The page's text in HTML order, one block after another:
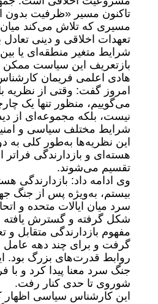
تاکنون مسیر «ظرفیت بدون
مسیری که تلاش می‌کند میان
تعهدات اخلاقی و دینی تعادل
شرایط متغیر منطقه‌ای یا
بازتعریف این سیاست ممکن
هادی اعلمی فریمان
امروز گفت: وقتی از نظریه
می‌گوییم، منظور تنها یک
نیست، بلکه مجموعه‌ای از
شرایط مختلف سیاسی و
این نظریه‌ها به‌طور کلی به
هسته‌ای و بازدارندگی
تقسیم می‌شوند.
وی ادامه داد: بازدارندگی
بیستم، به‌ویژه پس از جنگ
سرد میان ایالات متحده و
شکل گرفته و گسترش یافته
مفهوم بازدارندگی متقابل
گرفت و برای چند دهه عامل
روابط قدرت‌های بزرگ بود.
جنگ سرد معنا پیدا کرد و با
شوروی تا حدی کنار رفت.
این کارشناس سیاسی اظهار